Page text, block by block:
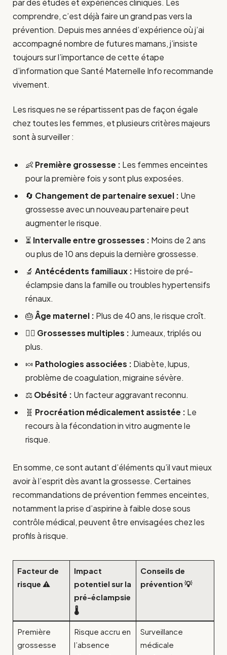
par des études et expériences cliniques. Les
comprendre, c’est déjà faire un grand pas vers la
prévention. Depuis mes années d’expérience où j’ai
accompagné nombre de futures mamans, j’insiste
toujours sur l’importance de cette étape
d’information que Santé Maternelle Info recommande
vivement.
Les risques ne se répartissent pas de façon égale
chez toutes les femmes, et plusieurs critères majeurs
sont à surveiller :
👶 Première grossesse : Les femmes enceintes
pour la première fois y sont plus exposées.
🔄 Changement de partenaire sexuel : Une
grossesse avec un nouveau partenaire peut
augmenter le risque.
⏳ Intervalle entre grossesses : Moins de 2 ans
ou plus de 10 ans depuis la dernière grossesse.
🔬 Antécédents familiaux : Histoire de pré-
éclampsie dans la famille ou troubles hypertensifs
rénaux.
🎂Âge maternel : Plus de 40 ans, le risque croît.
👯‍♀️ Grossesses multiples : Jumeaux, triplés ou
plus.
🍬 Pathologies associées : Diabète, lupus,
problème de coagulation, migraine sévère.
⚖️Obésité : Un facteur aggravant reconnu.
🧬 Procréation médicalement assistée : Le
recours à la fécondation in vitro augmente le
risque.
En somme, ce sont autant d’éléments qu’il vaut mieux
avoir à l’esprit dès avant la grossesse. Certaines
recommandations de prévention femmes enceintes,
notamment la prise d’aspirine à faible dose sous
contrôle médical, peuvent être envisagées chez les
profils à risque.
Facteur de
risque ⚠️
Impact
potentiel sur la
pré-éclampsie
🌡️
Conseils de
prévention 💡
Première
grossesse
Risque accru en
l’absence
Surveillance
médicale